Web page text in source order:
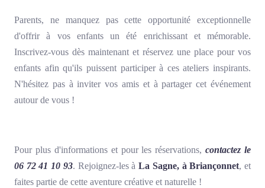
Parents, ne manquez pas cette opportunité exceptionnelle
d'offrir à vos enfants un été enrichissant et mémorable.
Inscrivez-vous dès maintenant et réservez une place pour vos
enfants afin qu'ils puissent participer à ces ateliers inspirants.
N'hésitez pas à inviter vos amis et à partager cet événement
autour de vous !
Pour plus d'informations et pour les réservations,contactez le
06 72 41 10 93. Rejoignez-les àLa Sagne, à Briançonnet, et
faites partie de cette aventure créative et naturelle !